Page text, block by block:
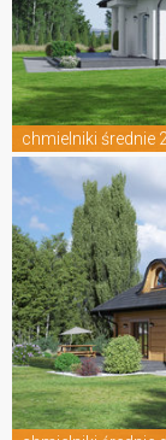
chmielniki średnie